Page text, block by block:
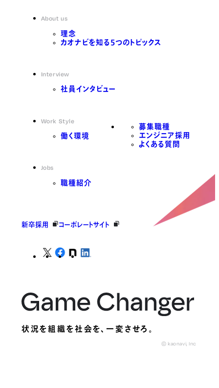
About us
理念
カオナビを知る5つのトピックス
Interview
社員インタビュー
Work Style
働く環境
Jobs
職種紹介
募集職種
エンジニア採用
よくある質問
新卒採用 コーポレートサイト
状況を組織を社会を、一変させろ。
© kaonavi, Inc